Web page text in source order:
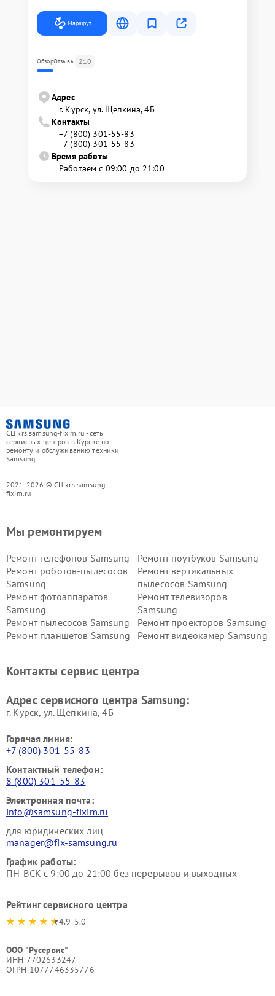
Маршрут
ОбзорОтзывы 210
Адрес
г. Курск, ул. Щепкина, 4Б
Контакты
+7 (800) 301-55-83
+7 (800) 301-55-83
Время работы
Работаем с 09:00 до 21:00
СЦ krs.samsung-fixim.ru - сеть
сервисных центров в Курске по
ремонту и обслуживанию техники
Samsung
2021-2026 © СЦ krs.samsung-
fixim.ru
Мы ремонтируем
Ремонт телефонов Samsung
Ремонт ноутбуков Samsung
Ремонт роботов-пылесосов
Samsung
Ремонт вертикальных
пылесосов Samsung
Ремонт фотоаппаратов
Samsung
Ремонт телевизоров
Samsung
Ремонт пылесосов Samsung
Ремонт проекторов Samsung
Ремонт планшетов Samsung
Ремонт видеокамер Samsung
Контакты сервис центра
Адрес сервисного центра Samsung:
г. Курск, ул. Щепкина, 4Б
Горячая линия:
+7 (800) 301-55-83
Контактный телефон:
8 (800) 301-55-83
Электронная почта:
info@samsung-fixim.ru
для юридических лиц
manager@fix-samsung.ru
График работы:
ПН-ВСК с 9:00 до 21:00 без перерывов и выходных
Рейтинг сервисного центра
4.9-5.0
ООО "Русервис"
ИНН 7702633247
ОГРН 1077746335776